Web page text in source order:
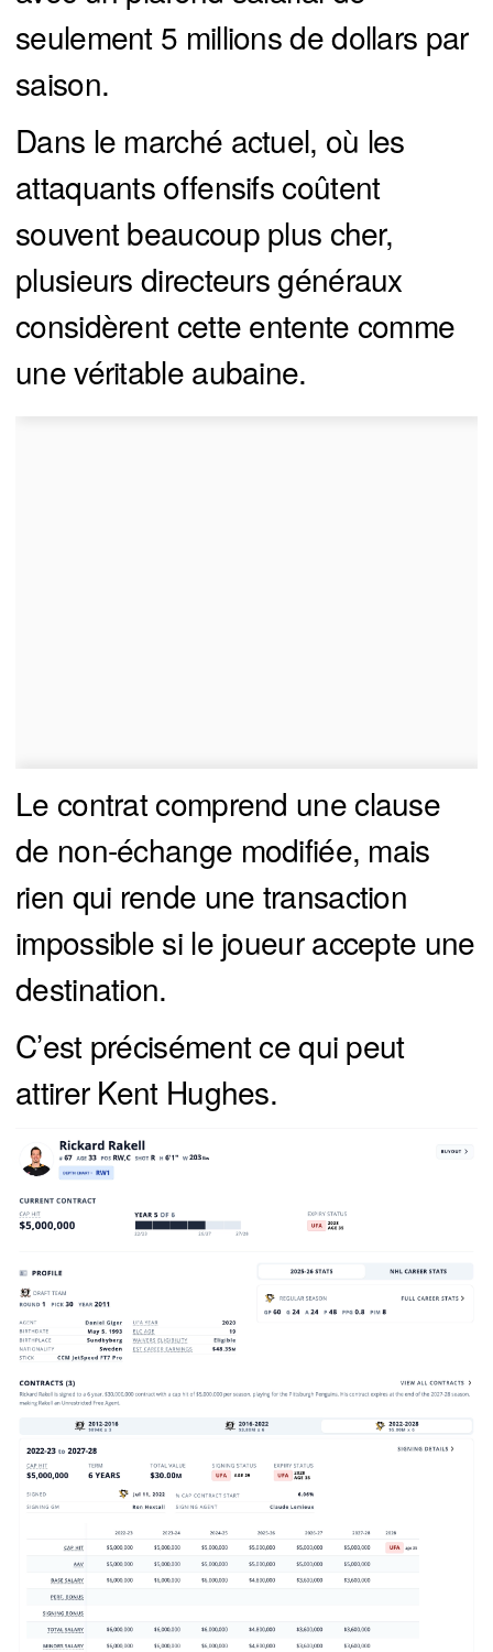
seulement 5 millions de dollars par
saison.
Dans le marché actuel, où les
attaquants offensifs coûtent
souvent beaucoup plus cher,
plusieurs directeurs généraux
considèrent cette entente comme
une véritable aubaine.
Le contrat comprend une clause
de non-échange modifiée, mais
rien qui rende une transaction
impossible si le joueur accepte une
destination.
C’est précisément ce qui peut
attirer Kent Hughes.